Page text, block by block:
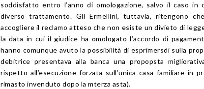
soddisfatto entro l’anno di omologazione, salvo il caso
diverso trattamento. Gli Ermellini, tuttavia, ritengono
accogliere il reclamo atteso che non esiste un divieto di
la data in cui il giudice ha omologato l’accordo di
hanno comunque avuto la possibilità di esprimersdi sulla
debitrice presentava alla banca una propopsta
rispetto all’esecuzione forzata sull’unica casa familiare in
rimasto invenduto dopo la mterza asta).